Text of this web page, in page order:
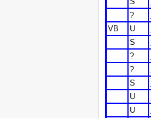
?
VB
U
S
?
?
S
U
U